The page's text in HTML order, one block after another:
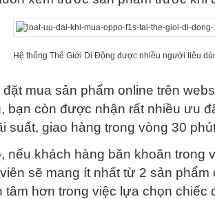
Hệ thống Thế Giới Di Động được nhiều người tiêu
đặt mua sản phẩm online trên
bạn còn được nhận rất nhiều ưu
suất, giao hàng trong vòng 30
nếu khách hàng băn khoăn trong
sẽ mang ít nhất từ 2 sản phẩm
tâm hơn trong việc lựa chọn chiếc